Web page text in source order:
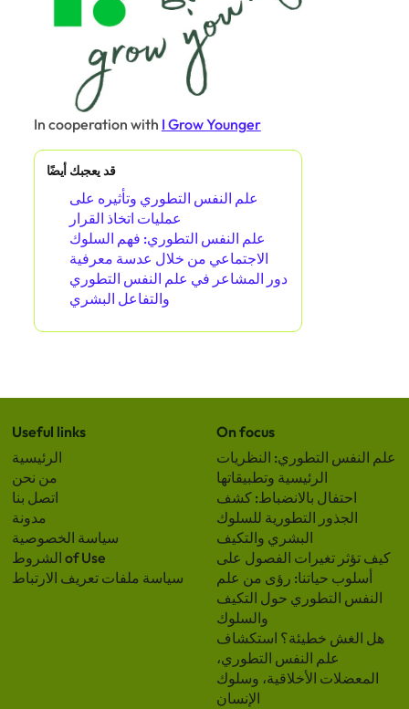
In cooperation with I Grow Younger
قد يعجبك أيضًا
علم النفس التطوري وتأثيره على
عمليات اتخاذ القرار
علم النفس التطوري: فهم السلوك
الاجتماعي من خلال عدسة معرفية
دور المشاعر في علم النفس التطوري
والتفاعل البشري
Useful links
الرئيسية
من نحن
اتصل بنا
مدونة
سياسة الخصوصية
الشروط of Use
سياسة ملفات تعريف الارتباط
On focus
علم النفس التطوري: النظريات
الرئيسية وتطبيقاتها
احتفال بالانضباط: كشف
الجذور التطورية للسلوك
البشري والتكيف
كيف تؤثر تغيرات الفصول على
أسلوب حياتنا: رؤى من علم
النفس التطوري حول التكيف
والسلوك
هل الغش خطيئة؟ استكشاف
علم النفس التطوري،
المعضلات الأخلاقية، وسلوك
الإنسان